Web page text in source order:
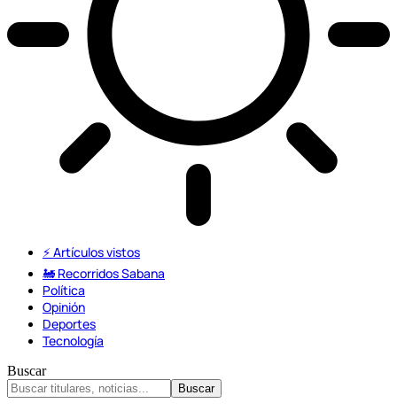
⚡️ Artículos vistos
🚂 Recorridos Sabana
Política
Opinión
Deportes
Tecnología
Buscar